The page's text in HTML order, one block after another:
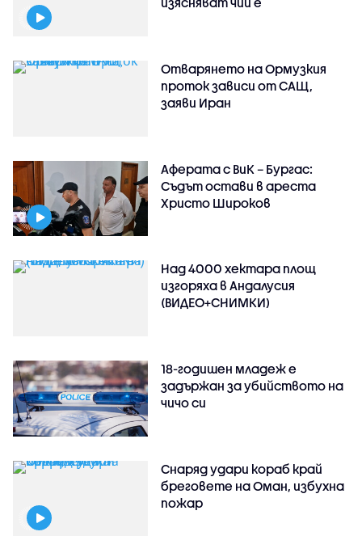
Отварянето на Ормузкия
проток зависи от САЩ,
заяви Иран
Аферата с ВиК – Бургас:
Съдът остави в ареста
Христо Широков
Над 4000 хектара площ
изгоряха в Андалусия
(ВИДЕО+СНИМКИ)
18-годишен младеж е
задържан за убийството на
чичо си
Снаряд удари кораб край
бреговете на Оман, избухна
пожар